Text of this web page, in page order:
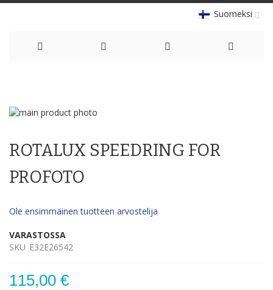
Suomeksi
Content
Skip
end
the
images
the
of
the
gallery
ROTALUX SPEEDRING FOR
PROFOTO
Ole ensimmäinen tuotteen arvostelija
VARASTOSSA
SKU E32E26542
115,00 €